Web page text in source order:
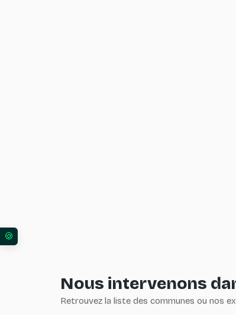
Nous intervenons
Retrouvez la liste des communes ou nos